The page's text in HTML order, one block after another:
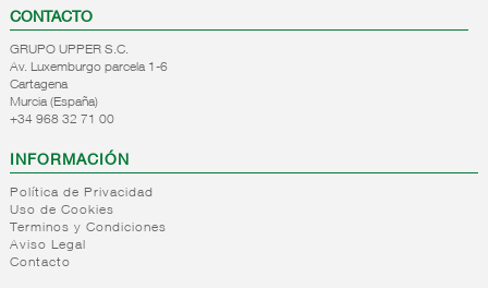
CONTACTO
GRUPO UPPER S.C.
Av. Luxemburgo parcela 1-6
Cartagena
Murcia (España)
+34 968 32 71 00
INFORMACIÓN
Política de Privacidad
Uso de Cookies
Terminos y Condiciones
Aviso Legal
Contacto